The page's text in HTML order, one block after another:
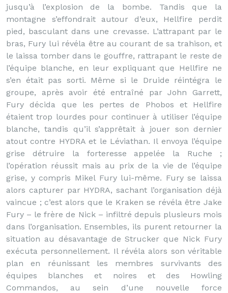
jusqu’à l’explosion de la bombe. Tandis que la
montagne s’effondrait autour d’eux, Hellfire perdit
pied, basculant dans une crevasse. L’attrapant par le
bras, Fury lui révéla être au courant de sa trahison, et
le laissa tomber dans le gouffre, rattrapant le reste de
l’équipe blanche, en leur expliquant que Hellfire ne
s’en était pas sorti. Même si le Druide réintégra le
groupe, après avoir été entraîné par John Garrett,
Fury décida que les pertes de Phobos et Hellfire
étaient trop lourdes pour continuer à utiliser l’équipe
blanche, tandis qu’il s’apprêtait à jouer son dernier
atout contre HYDRA et le Léviathan. Il envoya l’équipe
grise détruire la forteresse appelée la Ruche ;
l’opération réussit mais au prix de la vie de l’équipe
grise, y compris Mikel Fury lui-même. Fury se laissa
alors capturer par HYDRA, sachant l’organisation déjà
vaincue ; c’est alors que le Kraken se révéla être Jake
Fury – le frère de Nick – infiltré depuis plusieurs mois
dans l’organisation. Ensembles, ils purent retourner la
situation au désavantage de Strucker que Nick Fury
exécuta personnellement. Il révéla alors son véritable
plan en réunissant les membres survivants des
équipes blanches et noires et des Howling
Commandos, au sein d’une nouvelle force